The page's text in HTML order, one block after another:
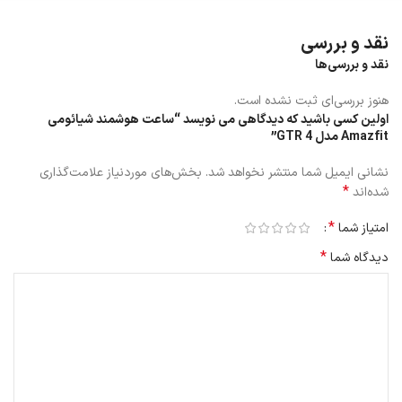
نقد و بررسی
نقد و بررسی‌ها
هنوز بررسی‌ای ثبت نشده است.
اولین کسی باشید که دیدگاهی می نویسد “ساعت هوشمند شیائومی
Amazfit مدل GTR 4”
نشانی ایمیل شما منتشر نخواهد شد. بخش‌های موردنیاز علامت‌گذاری
شده‌اند*
امتیاز شما*
دیدگاه شما*